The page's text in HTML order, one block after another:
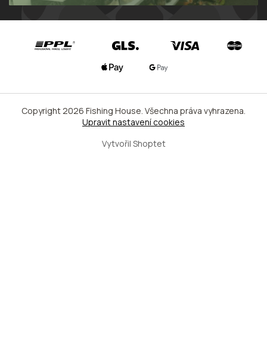
Vytvořil Shoptet
Copyright 2026 Fishing House. Všechna práva vyhrazena.
Upravit nastavení cookies